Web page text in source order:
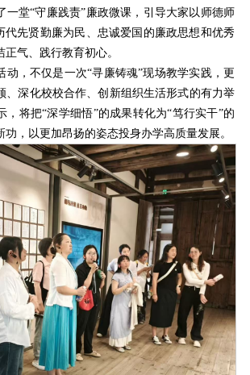
一堂“守廉践责”廉政微课，引导大家以师德师
代先贤勤廉为民、忠诚爱国的廉政思想和优秀
气、践行教育初心。
动，不仅是一次“寻廉铸魂”现场教学实践，更
、深化校校合作、创新组织生活形式的有力举
，将把“深学细悟”的成果转化为“笃行实干”的
，以更加昂扬的姿态投身办学高质量发展。